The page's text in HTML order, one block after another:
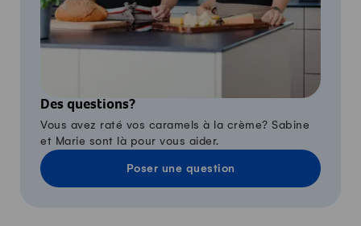
Des questions?
Vous avez raté vos caramels à la crème? Sabine
et Marie sont là pour vous aider.
Poser une question